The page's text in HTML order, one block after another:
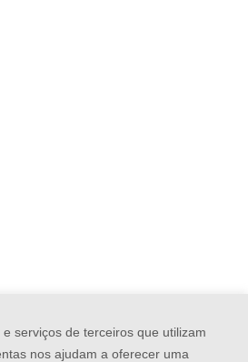
serviços de terceiros que utilizam
nos ajudam a oferecer uma